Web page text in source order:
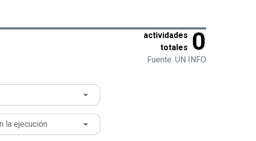
actividades
totales 0
Fuente: UN INFO
la ejecución